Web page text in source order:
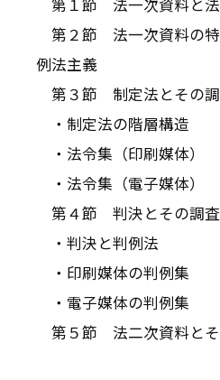
第２節 法一次資料の特
例法主義
第３節 制定法とその
・制定法の階層構造
・法令集（印刷媒体）
・法令集（電子媒体）
第４節 判決とその調査
・判決と判例法
・印刷媒体の判例集
・電子媒体の判例集
第５節 法二次資料と